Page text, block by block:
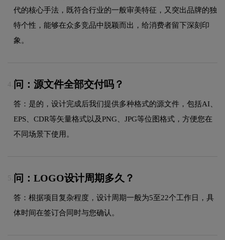
代的核心手法，既符合行业的一般审美特征，又突出品牌的独
特个性，能够在众多竞品中脱颖而出，给消费者留下深刻印
象。
4. 问：源文件全部交付吗？
答：是的，设计完成后我们提供多种格式的源文件，包括AI、
EPS、CDR等矢量格式以及PNG、JPG等位图格式，方便您在
不同场景下使用。
5. 问：LOGO设计周期多久？
答：根据项目复杂程度，设计周期一般为5至22个工作日，具
体时间在签订合同时与您确认。